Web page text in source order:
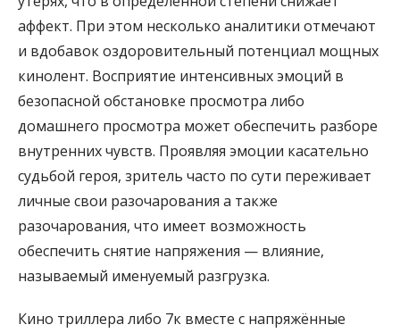
аффект. При этом несколько аналитики отмечают
и вдобавок оздоровительный потенциал мощных
кинолент. Восприятие интенсивных эмоций в
безопасной обстановке просмотра либо
домашнего просмотра может обеспечить разборе
внутренних чувств. Проявляя эмоции касательно
судьбой героя, зритель часто по сути переживает
личные свои разочарования а также
разочарования, что имеет возможность
обеспечить снятие напряжения — влияние,
называемый именуемый разгрузка.
Кино триллера либо 7к вместе с напряжённые